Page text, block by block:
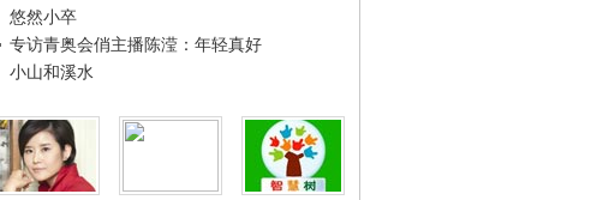
悠然小卒
专访青奥会俏主播陈滢：年轻真好
小山和溪水